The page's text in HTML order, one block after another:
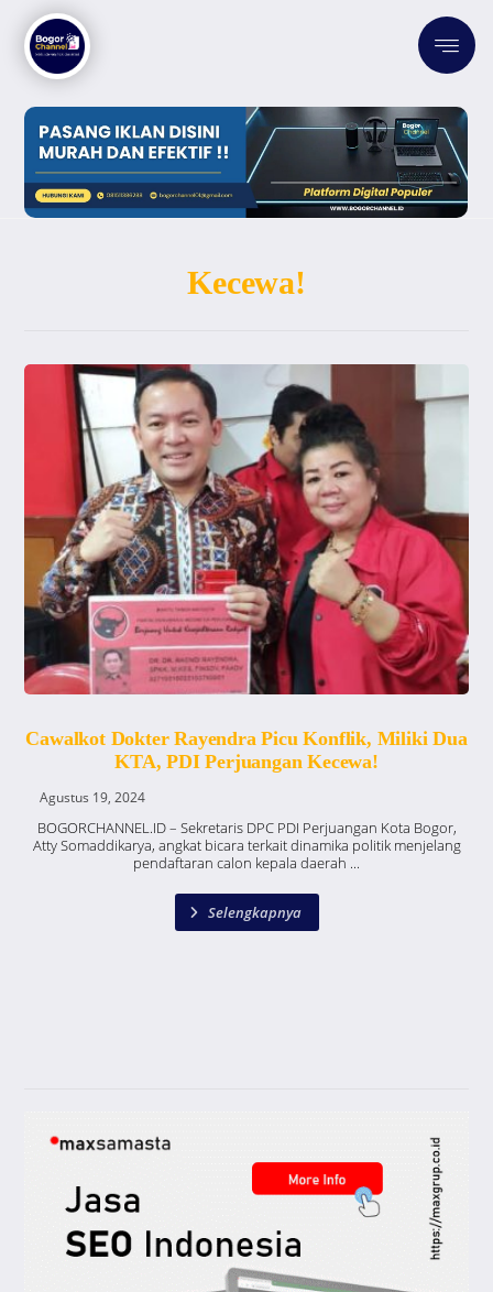
Kecewa!
Cawalkot Dokter Rayendra Picu Konflik, Miliki Dua
KTA, PDI Perjuangan Kecewa!
Agustus 19, 2024
BOGORCHANNEL.ID – Sekretaris DPC PDI Perjuangan Kota Bogor,
Atty Somaddikarya, angkat bicara terkait dinamika politik menjelang
pendaftaran calon kepala daerah ...
Selengkapnya